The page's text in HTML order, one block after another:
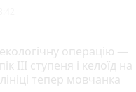
операцію —
ІІІ ступеня і келоїд на
тепер мовчанка